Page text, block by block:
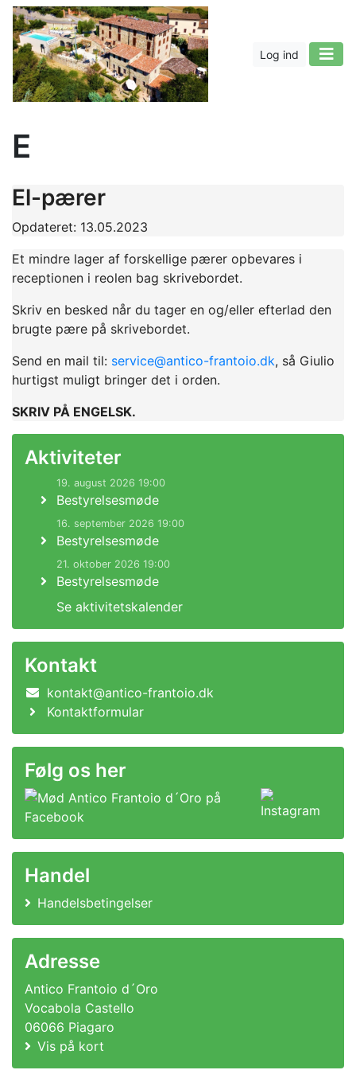
Log ind
E
El-pærer
Opdateret: 13.05.2023
Et mindre lager af forskellige pærer opbevares i
receptionen i reolen bag skrivebordet.
Skriv en besked når du tager en og/eller efterlad den
brugte pære på skrivebordet.
Send en mail til: service@antico-frantoio.dk, så Giulio
hurtigst muligt bringer det i orden.
SKRIV PÅ ENGELSK.
Aktiviteter
19. august 2026 19:00
Bestyrelsesmøde
16. september 2026 19:00
Bestyrelsesmøde
21. oktober 2026 19:00
Bestyrelsesmøde
Se aktivitetskalender
Kontakt
kontakt@antico-frantoio.dk
Kontaktformular
Følg os her
Handel
Handelsbetingelser
Adresse
Antico Frantoio d´Oro
Vocabola Castello
06066 Piagaro
Vis på kort